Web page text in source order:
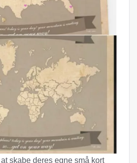
skabe deres egne små kort